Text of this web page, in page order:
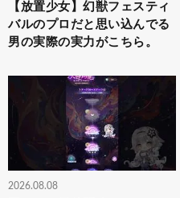
【放置少女】幻獣フェスティ
バルのプロだと思い込んでる
男の実際の実力がこちら。
2026.08.08